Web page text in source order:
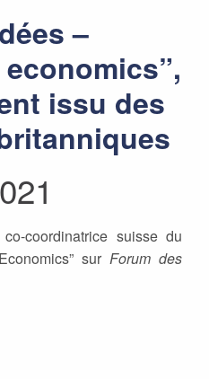
–
issu des
coordinatrice suisse du
sur Forum des